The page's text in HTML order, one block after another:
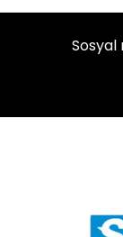
Sosyal